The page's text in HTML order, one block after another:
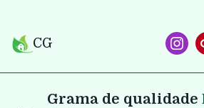
CG
Grama de qualidade